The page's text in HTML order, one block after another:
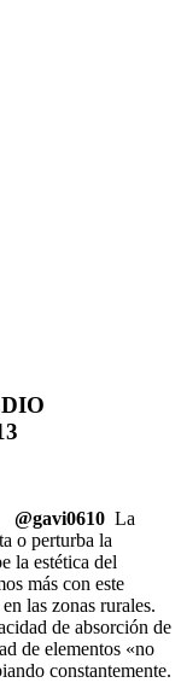
@gavi0610 La
o perturba la
la estética del
más con este
las zonas rurales.
de absorción de
de elementos «no
constantemente.